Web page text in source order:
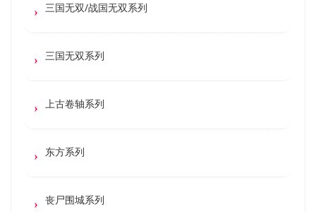
三国无双/战国无双系列
三国无双系列
上古卷轴系列
东方系列
丧尸围城系列